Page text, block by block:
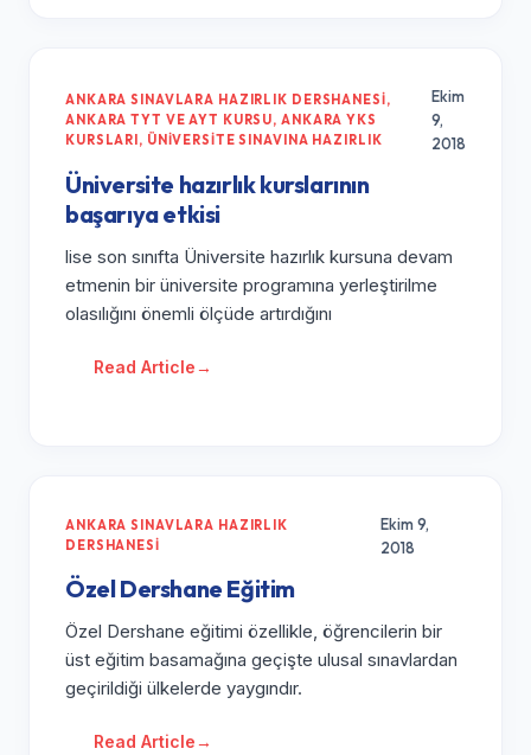
ANKARA SINAVLARA HAZIRLIK DERSHANESI,
ANKARA TYT VE AYT KURSU,ANKARA YKS
KURSLARI, ÜNIVERSITE SINAVINA HAZIRLIK
Ekim
9,
2018
Üniversite hazırlık kurslarının
başarıya etkisi
lise son sınıfta Üniversite hazırlık kursuna devam
etmenin bir üniversite programına yerleştirilme
olasılığını önemli ölçüde artırdığını
Read Article→
ANKARA SINAVLARA HAZIRLIK
DERSHANESI
Ekim 9,
2018
Özel Dershane Eğitim
Özel Dershane eğitimi özellikle, öğrencilerin bir
üst eğitim basamağına geçişte ulusal sınavlardan
geçirildiği ülkelerde yaygındır.
Read Article→